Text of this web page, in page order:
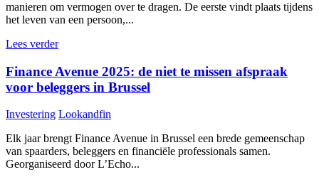
manieren om vermogen over te dragen. De eerste vindt plaats tijdens
het leven van een persoon,...
Lees verder
Finance Avenue 2025: de niet te missen afspraak
voor beleggers in Brussel
Investering Lookandfin
Elk jaar brengt Finance Avenue in Brussel een brede gemeenschap
van spaarders, beleggers en financiële professionals samen.
Georganiseerd door L’Echo...